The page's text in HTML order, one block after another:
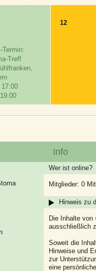
Termin:
Treff
17:00
12
Info
Wer ist online?
Mitglieder: 0
Hinweis zu
Die Inhalte von
ausschließlich
Soweit die
Hinweise und
zur
eine